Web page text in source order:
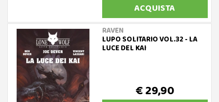
ACQUISTA
RAVEN
LUPO SOLITARIO VOL.32 - LA
LUCE DEL KAI
€ 29,90